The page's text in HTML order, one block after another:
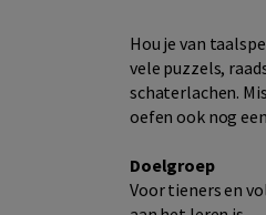
Hou je van
vele puzzels,
schaterlachen.
oefen ook nog
Doelgroep
Voor tieners en